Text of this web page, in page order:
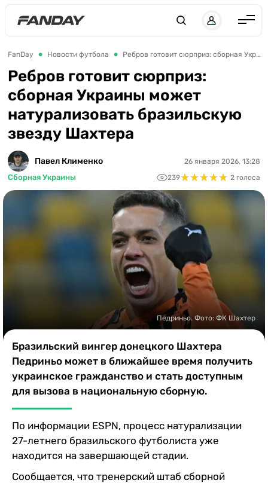
Испания
Германия
Италия
Украина
ЛЧ
ЛЕ
ЧЕ-2028
Букмекеры
Казино
FanDay Новости футбола Ребров готовит сюрприз: сборная Украины может натурализовать бразильскую звезду Шахтера
Ребров готовит сюрприз:
сборная Украины может
натурализовать бразильскую
звезду Шахтера
Павел Клименко
Сборная Украины
26 января 2026, 13:28
239★★★★★
★★★★★ 2 голоса
Педриньо. Фото: ФК Шахтер
Бразильский вингер донецкого Шахтера
Педриньо может в ближайшее время получить
украинское гражданство и стать доступным
для вызова в национальную сборную.
По информации ESPN, процесс натурализации
27-летнего бразильского футболиста уже
находится на завершающей стадии.
Сообщается, что тренерский штаб сборной